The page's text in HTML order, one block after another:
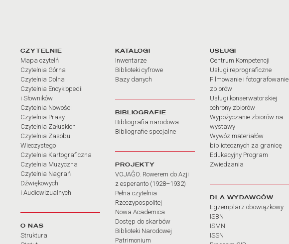
Linki do najważniejszych działów
CZYTELNIE
Mapa czytelń
Czytelnia Górna
Czytelnia Dolna
Czytelnia Encyklopedii
i Słowników
Czytelnia Nowości
Czytelnia Prasy
Czytelnia Załuskich
Czytelnia Zasobu
Wieczystego
Czytelnia Kartograficzna
Czytelnia Muzyczna
Czytelnia Nagrań
Dźwiękowych
i Audiowizualnych
O NAS
Struktura
KATALOGI
Inwentarze
Biblioteki cyfrowe
Bazy danych
BIBLIOGRAFIE
Bibliografia narodowa
Bibliografie specjalne
PROJEKTY
VOJAĜO. Rowerem do Azji
z esperanto (1928–1932)
Pełna czytelnia
Rzeczypospolitej
Nowa Academica
Dostęp do skarbów
Biblioteki Narodowej
Patrimonium
USŁUGI
Centrum Kompetencji
Usługi reprograficzne
Filmowanie i fotografowanie
zbiorów
Usługi konserwatorskiej
ochrony zbiorów
Wypożyczanie zbiorów na
wystawy
Wywóz materiałów
bibliotecznych za granicę
Edukacyjny Program
Zwiedzania
DLA WYDAWCÓW
Egzemplarz obowiązkowy
ISBN
ISMN
ISSN